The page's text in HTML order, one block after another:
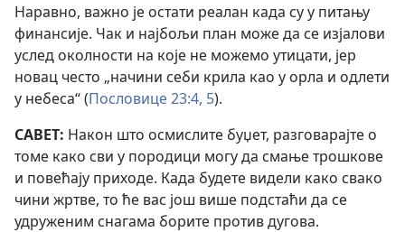
Наравно, важно је остати реалан када су у питању
финансије. Чак и најбољи план може да се изјалови
услед околности на које не можемо утицати, јер
новац често „начини себи крила као у орла и одлети
у небеса“ (Пословице 23:4, 5).
САВЕТ: Након што осмислите буџет, разговарајте о
томе како сви у породици могу да смање трошкове
и повећају приходе. Када будете видели како свако
чини жртве, то ће вас још више подстаћи да се
удруженим снагама борите против дугова.